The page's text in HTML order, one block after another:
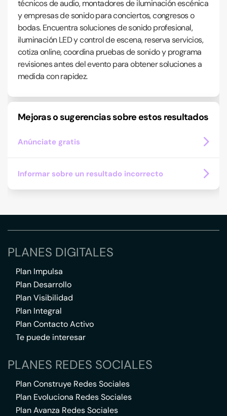
técnicos de audio, montadores de iluminación escénica
y empresas de sonido para conciertos, congresos o
bodas. Encuentra soluciones de sonido profesional,
iluminación LED y control de escena, reserva servicios,
cotiza online, coordina pruebas de sonido y programa
revisiones antes del evento para obtener soluciones a
medida con rapidez.
Mejoras o sugerencias sobre estos resultados
Anúnciate gratis
Informar sobre un resultado incorrecto
PLANES DIGITALES
Plan Impulsa
Plan Desarrollo
Plan Visibilidad
Plan Integral
Plan Contacto Activo
Te puede interesar
PLANES REDES SOCIALES
Plan Construye Redes Sociales
Plan Evoluciona Redes Sociales
Plan Avanza Redes Sociales